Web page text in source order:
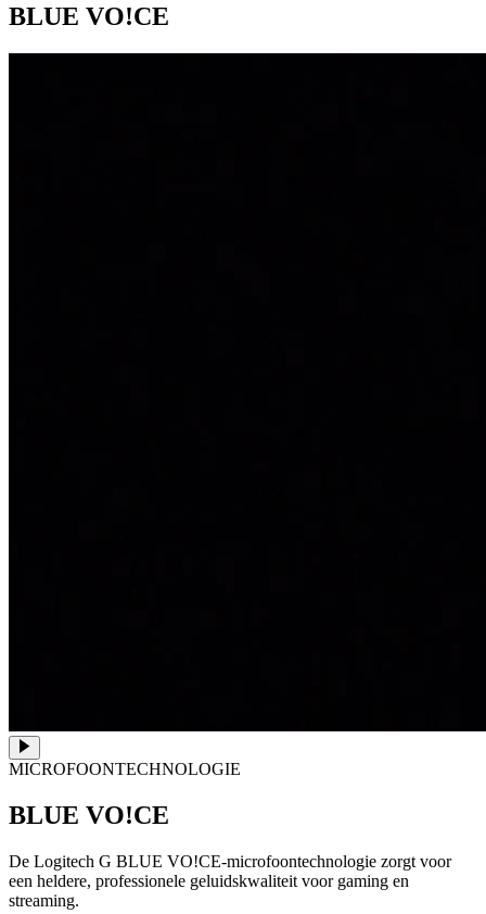
BLUE VO!CE
MICROFOONTECHNOLOGIE
BLUE VO!CE
De Logitech G BLUE VO!CE-microfoontechnologie zorgt voor
een heldere, professionele geluidskwaliteit voor gaming en
streaming.